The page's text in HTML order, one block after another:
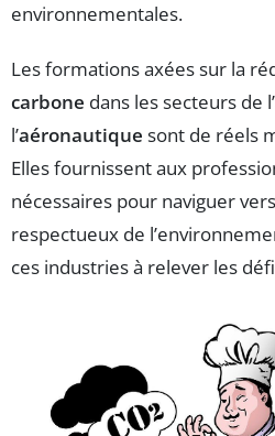
environnementales.
Les formations axées sur la
carbone dans les secteurs de l’
l’aéronautique sont de réels
Elles fournissent aux
nécessaires pour naviguer
respectueux de
ces industries à relever les